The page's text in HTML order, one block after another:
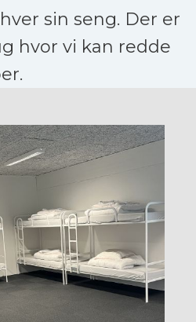
sin seng. Der er
hvor vi kan redde